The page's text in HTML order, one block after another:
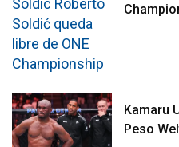
Kamaru
Peso